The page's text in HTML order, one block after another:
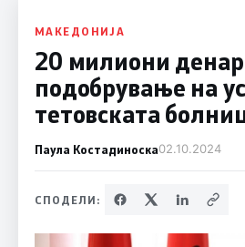
МАКЕДОНИЈА
20 милиони
подобрување на
тетовската
Паула Костадиноска02.10.2024
СПОДЕЛИ: